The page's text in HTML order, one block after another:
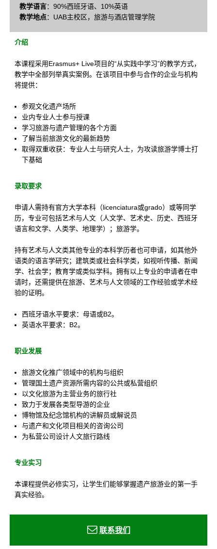
教学语言：90%西班牙语、10%英语
教学地点：UAB主校区，旅游与酒店管理学院
介绍
本课程采用Erasmus+ Live项目的“从实践中学习”的教学方式，
教学中全部列举真实案例。在该项目中参与合作的企业与机构
将提供：
参观文化遗产场所
业内专业人士参与授课
学习旅游与遗产管理的各个方面
了解当前旅游文化的最新趋势
取得双重收获：专业人士与研究人士，为攻读旅游学博士打
下基础
录取要求
申请人需持有官方大学本科（licenciatura或grado）或等同学
历，专业可包括艺术与人文（人文学、艺术史、历史、西班牙
语言和文学、人类学、地理学）；旅游学。
持有艺术与人文类其他专业的本科学历者也可申请，如其他外
语类的语言学研究；建筑类或社会科学类，如视听传播、新闻
学、社会学；教育学或类似学科。拥有以上专业的申请者在申
请时，还需提供在旅游、艺术与人文领域的工作经验或学术经
验的证明。
西班牙语水平要求：母语或B2。
英语水平要求：B2。
职业发展
旅游文化推广领域中的机构与组织
管理国土遗产资源所需内容的公共或私营组织
以文化旅游为主营业务的旅行社
致力于发展各类型导游的企业
博物馆及纪念馆机构的讲解员或解说员
与遗产和文化项目相关的咨询公司
为私营公司设计人文旅行路线
专业实习
本课程提供必修实习，让学生们能够掌握遗产旅游业的第一手
真实经验。
联系我们